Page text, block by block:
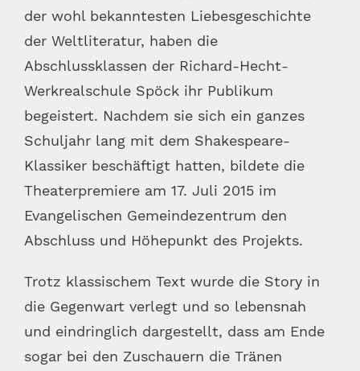
der wohl bekanntesten Liebesgeschichte
der Weltliteratur, haben die
Abschlussklassen der Richard-Hecht-
Werkrealschule Spöck ihr Publikum
begeistert. Nachdem sie sich ein ganzes
Schuljahr lang mit dem Shakespeare-
Klassiker beschäftigt hatten, bildete die
Theaterpremiere am 17. Juli 2015 im
Evangelischen Gemeindezentrum den
Abschluss und Höhepunkt des Projekts.
Trotz klassischem Text wurde die Story in
die Gegenwart verlegt und so lebensnah
und eindringlich dargestellt, dass am Ende
sogar bei den Zuschauern die Tränen